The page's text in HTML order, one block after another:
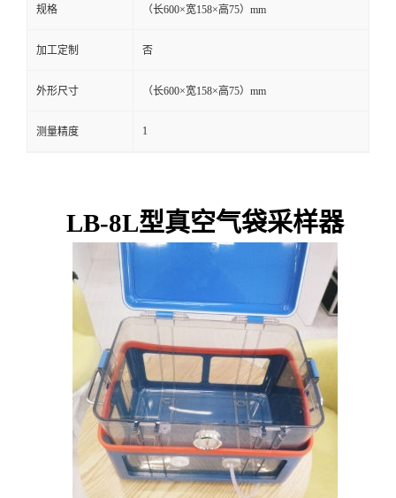
规格 （长600×宽158×高75）mm
加工定制 否
外形尺寸 （长600×宽158×高75）mm
测量精度 1
LB-8L型真空气袋采样器